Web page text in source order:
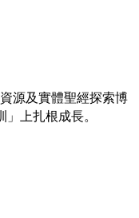
源及實體聖經探索博
上扎根成長。